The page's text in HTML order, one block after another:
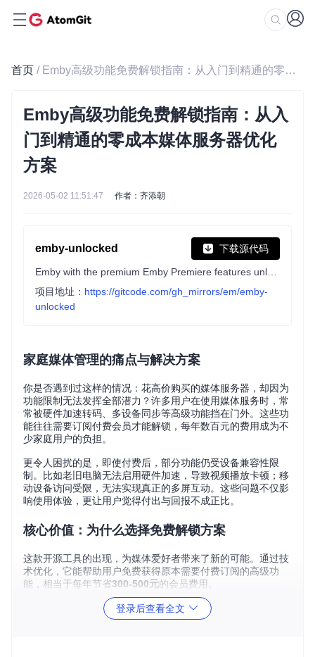
首页 / Emby高级功能免费解锁指南：从入门到精通的零成本媒体服务器优化方案
Emby高级功能免费解锁指南：从入
门到精通的零成本媒体服务器优化
方案
2026-05-02 11:51:47 作者：齐添朝
emby-unlocked 下载源代码
项目地址： https://gitcode.com/gh_mirrors/em/emby-
unlocked
家庭媒体管理的痛点与解决方案
你是否遇到过这样的情况：花高价购买的媒体服务器，却因为
功能限制无法发挥全部潜力？许多用户在使用媒体服务时，常
常被硬件加速转码、多设备同步等高级功能挡在门外。这些功
能往往需要订阅付费会员才能解锁，每年数百元的费用成为不
少家庭用户的负担。
更令人困扰的是，即使付费后，部分功能仍受设备兼容性限
制。比如老旧电脑无法启用硬件加速，导致视频播放卡顿；移
动设备访问受限，无法实现真正的多屏互动。这些问题不仅影
响使用体验，更让用户觉得付出与回报不成正比。
核心价值：为什么选择免费解锁方案
这款开源工具的出现，为媒体爱好者带来了新的可能。通过技
术优化，它能帮助用户免费获得原本需要付费订阅的高级功
能，相当于每年节省300-500元的会员费用。
与其他破解工具不同，该方案采用文件替换和代码补丁的方式
实现功能解锁，无需修改核心程序，大大降低了系统不稳定的
登录后查看全文